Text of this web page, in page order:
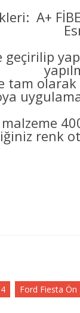
A+
olarak
renk
Ford Fiesta